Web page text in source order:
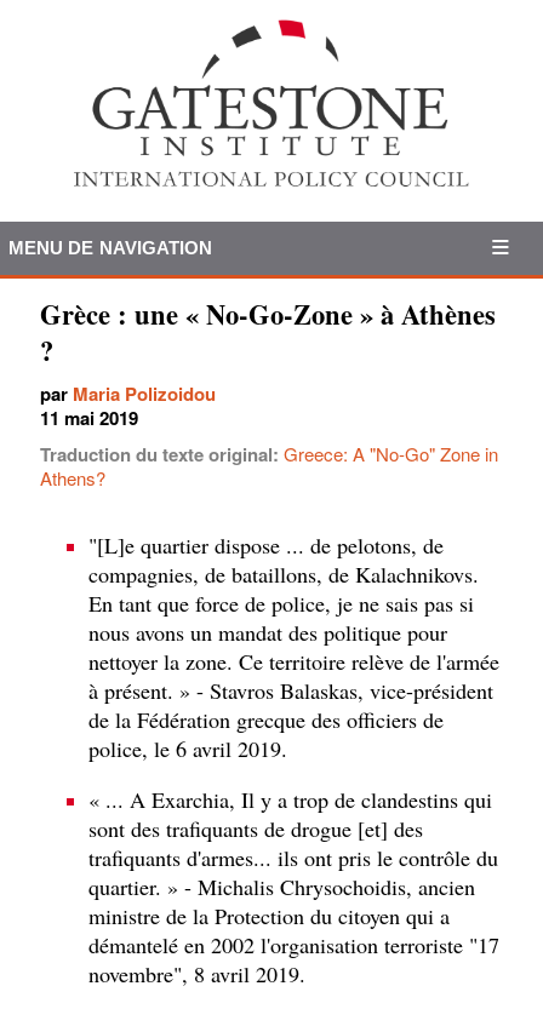
MENU DE NAVIGATION
Grèce : une « No-Go-Zone » à Athènes
?
par Maria Polizoidou
11 mai 2019
Traduction du texte original: Greece: A "No-Go" Zone in
Athens?
"[L]e quartier dispose ... de pelotons, de
compagnies, de bataillons, de Kalachnikovs.
En tant que force de police, je ne sais pas si
nous avons un mandat des politique pour
nettoyer la zone. Ce territoire relève de l'armée
à présent. » - Stavros Balaskas, vice-président
de la Fédération grecque des officiers de
police, le 6 avril 2019.
« ... A Exarchia, Il y a trop de clandestins qui
sont des trafiquants de drogue [et] des
trafiquants d'armes... ils ont pris le contrôle du
quartier. » - Michalis Chrysochoidis, ancien
ministre de la Protection du citoyen qui a
démantelé en 2002 l'organisation terroriste "17
novembre", 8 avril 2019.